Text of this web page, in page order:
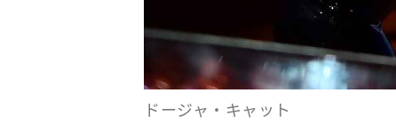
ドージャ・キャット